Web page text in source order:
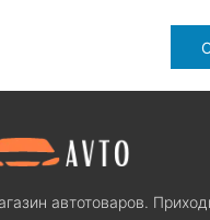
автотоваров.